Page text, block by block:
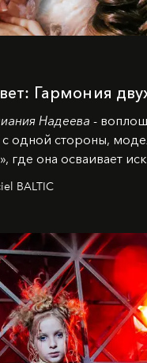
Гармония
Надеева -
с одной стороны,
где она осваивает
-
хореографическом
за плечами.
BALTIC